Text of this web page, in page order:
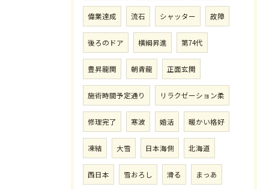
偉業達成 流石 シャッター 故障
後ろのドア 横綱昇進 第74代
豊昇龍関 朝青龍 正面玄関
施術時間予定通り リラクゼーション柔
修理完了 寒波 婚活 暖かい格好
凍結 大雪 日本海側 北海道
西日本 雪おろし 滑る まっあ